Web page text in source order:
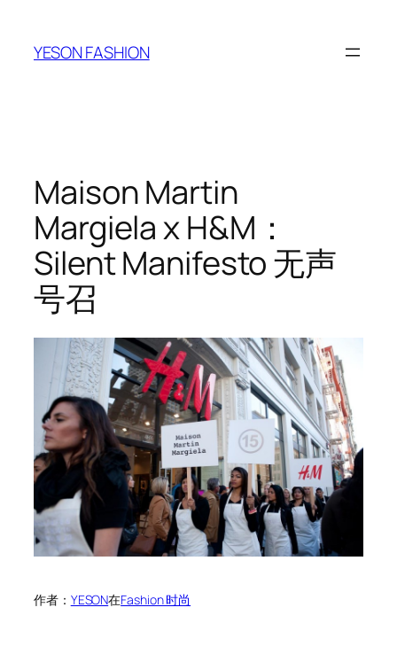
YESON FASHION
Maison Martin
Margiela x H&M：
Silent Manifesto 无声
号召
作者： YESON在Fashion 时尚